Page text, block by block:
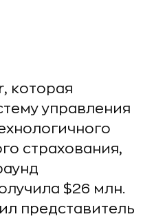
которая
управления
страхования,
$26 млн.
представитель